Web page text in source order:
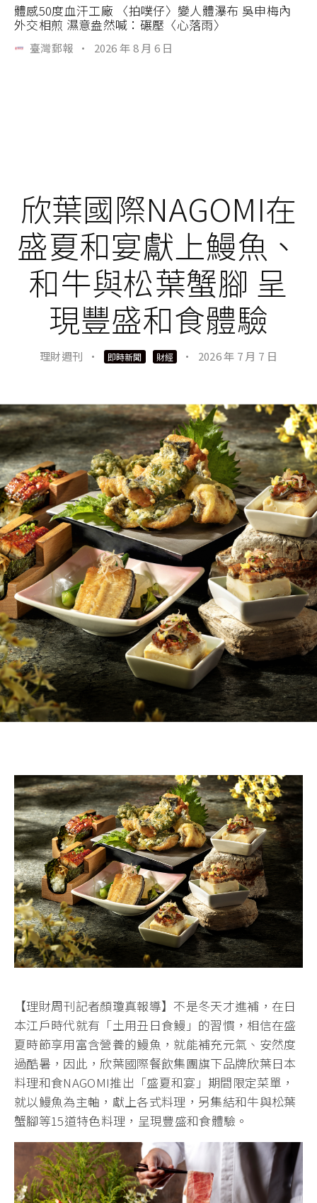
體感50度血汗工廠 〈拍噗仔〉變人體瀑布 吳申梅內
外交相煎 濕意盎然喊：碾壓〈心落雨〉
臺灣郵報 · 2026 年 8 月 6 日
欣葉國際NAGOMI在
盛夏和宴獻上鰻魚、
和牛與松葉蟹腳 呈
現豐盛和食體驗
理財週刊 · 即時新聞 財經 · 2026 年 7 月 7 日
【理財周刊記者顏瓊真報導】不是冬天才進補，在日
本江戶時代就有「土用丑日食鰻」的習慣，相信在盛
夏時節享用富含營養的鰻魚，就能補充元氣、安然度
過酷暑，因此，欣葉國際餐飲集團旗下品牌欣葉日本
料理和食NAGOMI推出「盛夏和宴」期間限定菜單，
就以鰻魚為主軸，獻上各式料理，另集結和牛與松葉
蟹腳等15道特色料理，呈現豐盛和食體驗。